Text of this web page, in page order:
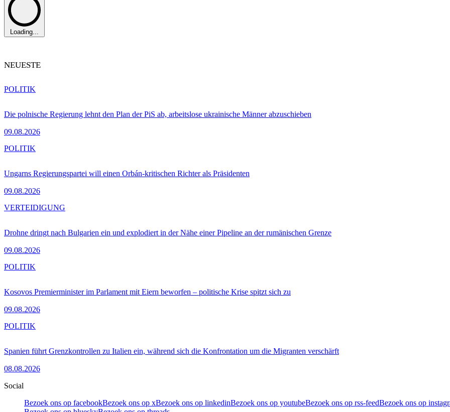
Loading...
NEUESTE
Die polnische Regierung lehnt den Plan der PiS ab, arbeitslose ukrainische Männer abzuschieben
09.08.2026
POLITIK
Ungarns Regierungspartei will einen Orbán-kritischen Richter als Präsidenten
09.08.2026
POLITIK
Drohne dringt nach Bulgarien ein und explodiert in der Nähe einer Pipeline an der rumänischen Grenze
09.08.2026
VERTEIDIGUNG
Kosovos Premierminister im Parlament mit Eiern beworfen – politische Krise spitzt sich zu
09.08.2026
POLITIK
Spanien führt Grenzkontrollen zu Italien ein, während sich die Konfrontation um die Migranten verschärft
08.08.2026
POLITIK
Social
Bezoek ons op facebookBezoek ons op xBezoek ons op linkedinBezoek ons op youtubeBezoek ons op rss-feedBezoek ons op